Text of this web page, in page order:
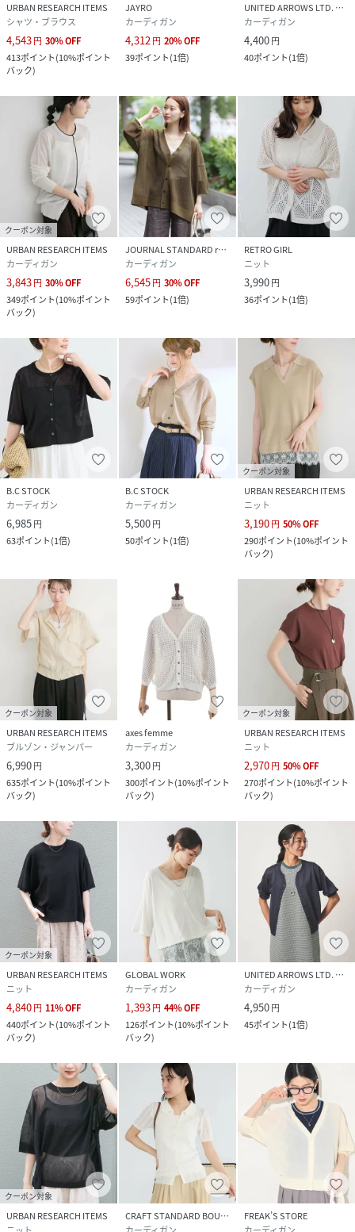
URBAN RESEARCH ITEMS
シャツ・ブラウス
4,543円 30%OFF
413ポイント(10%ポイント
バック)
JAYRO
カーディガン
4,312円 20%OFF
39ポイント(1倍)
UNITED ARROWS LTD. OUTLET
カーディガン
4,400円
40ポイント(1倍)
クーポン対象
URBAN RESEARCH ITEMS
カーディガン
3,843円 30%OFF
349ポイント(10%ポイント
バック)
JOURNAL STANDARD relume
カーディガン
6,545円 30%OFF
59ポイント(1倍)
RETRO GIRL
ニット
3,990円
36ポイント(1倍)
B.C STOCK
カーディガン
6,985円
63ポイント(1倍)
B.C STOCK
カーディガン
5,500円
50ポイント(1倍)
クーポン対象
URBAN RESEARCH ITEMS
ニット
3,190円 50%OFF
290ポイント(10%ポイント
バック)
クーポン対象
URBAN RESEARCH ITEMS
ブルゾン・ジャンパー
6,990円
635ポイント(10%ポイント
バック)
axes femme
カーディガン
3,300円
300ポイント(10%ポイント
バック)
クーポン対象
URBAN RESEARCH ITEMS
ニット
2,970円 50%OFF
270ポイント(10%ポイント
バック)
クーポン対象
URBAN RESEARCH ITEMS
ニット
4,840円 11%OFF
440ポイント(10%ポイント
バック)
GLOBAL WORK
カーディガン
1,393円 44%OFF
126ポイント(10%ポイント
バック)
UNITED ARROWS LTD. OUTLET
カーディガン
4,950円
45ポイント(1倍)
クーポン対象
URBAN RESEARCH ITEMS
CRAFT STANDARD BOUTIQUE
FREAK’S STORE